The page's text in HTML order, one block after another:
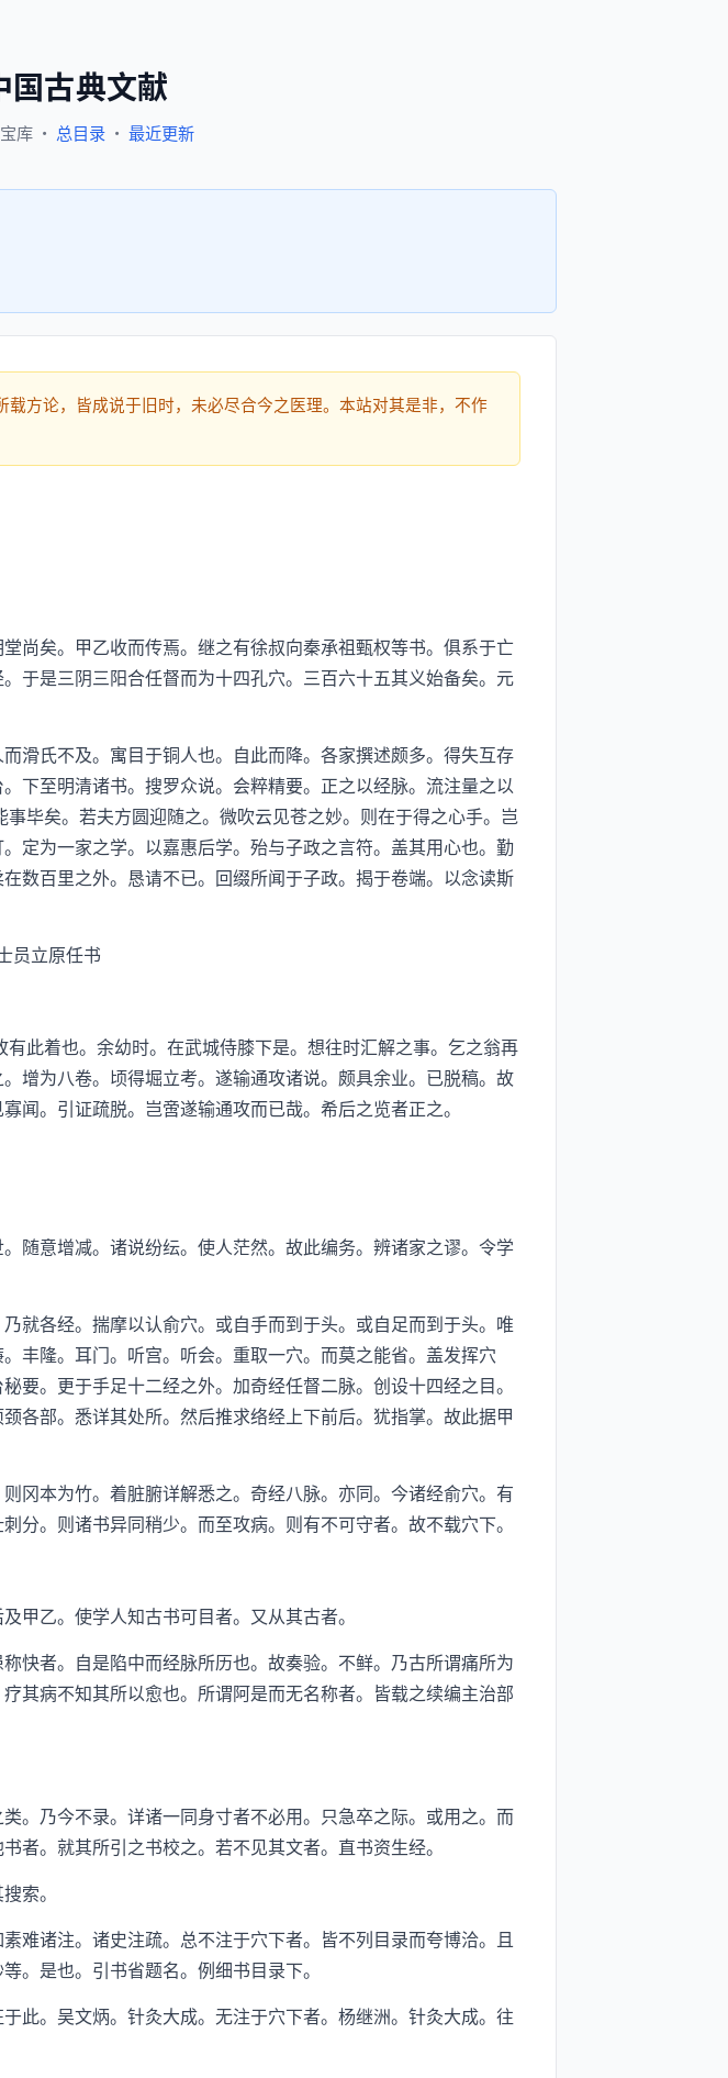
国古典文献
库 · 总目录 · 最近更新
方论，皆成说于旧时，未必尽合今之医理。本站对其是非，不作
矣。甲乙收而传焉。继之有徐叔向秦承祖甄权等书。俱系于亡
于是三阴三阳合任督而为十四孔穴。三百六十五其义始备矣。元
氏不及。寓目于铜人也。自此而降。各家撰述颇多。得失互存
下至明清诸书。搜罗众说。会粹精要。正之以经脉。流注量之以
毕矣。若夫方圆迎随之。微吹云见苍之妙。则在于得之心手。岂
定为一家之学。以嘉惠后学。殆与子政之言符。盖其用心也。勤
数百里之外。恳请不已。回缀所闻于子政。揭于卷端。以念读斯
员立原任书
着也。余幼时。在武城侍膝下是。想往时汇解之事。乞之翁再
增为八卷。顷得堀立考。遂输通攻诸说。颇具余业。已脱稿。故
闻。引证疏脱。岂啻遂输通攻而已哉。希后之览者正之。
意增减。诸说纷纭。使人茫然。故此编务。辨诸家之谬。令学
各经。揣摩以认俞穴。或自手而到于头。或自足而到于头。唯
丰隆。耳门。听宫。听会。重取一穴。而莫之能省。盖发挥穴
要。更于手足十二经之外。加奇经任督二脉。创设十四经之目。
各部。悉详其处所。然后推求络经上下前后。犹指掌。故此据甲
本为竹。着脏腑详解悉之。奇经八脉。亦同。今诸经俞穴。有
。则诸书异同稍少。而至攻病。则有不可守者。故不载穴下。
乙。使学人知古书可目者。又从其古者。
者。自是陷中而经脉所历也。故奏验。不鲜。乃古所谓痛所为
其病不知其所以愈也。所谓阿是而无名称者。皆载之续编主治部
乃今不录。详诸一同身寸者不必用。只急卒之际。或用之。而
者。就其所引之书校之。若不见其文者。直书资生经。
索。
诸注。诸史注疏。总不注于穴下者。皆不列目录而夸博洽。且
。是也。引书省题名。例细书目录下。
。吴文炳。针灸大成。无注于穴下者。杨继洲。针灸大成。往